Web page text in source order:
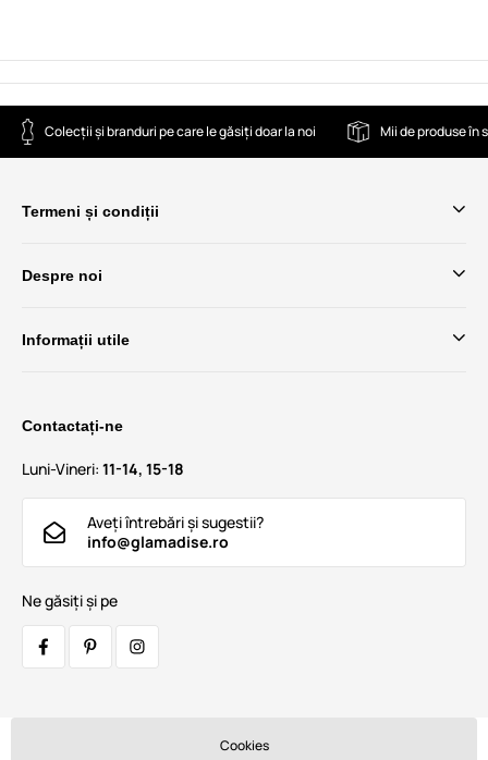
Colecții și branduri pe care le găsiți doar la noi Mii de produse în
Termeni și condiții
Despre noi
Informații utile
Contactați-ne
Luni-Vineri: 11-14, 15-18
Aveți întrebări și sugestii?
info@glamadise.ro
Ne găsiți și pe
Cookies